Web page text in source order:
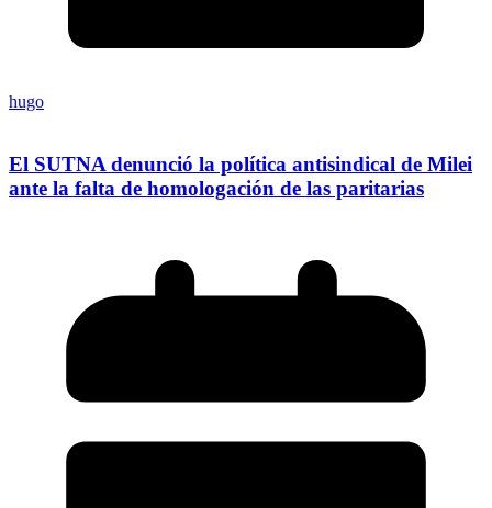
hugo
El SUTNA denunció la política antisindical de Milei
ante la falta de homologación de las paritarias